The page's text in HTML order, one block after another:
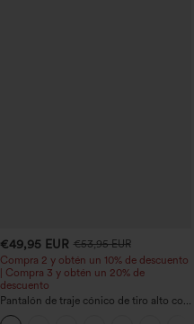
+6
€49,95 EUR €53,95 EUR
Compra 2 y obtén un 10% de descuento
| Compra 3 y obtén un 20% de
descuento
Pantalón de traje cónico de tiro alto con
bolsillos